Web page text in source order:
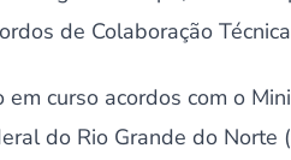
de Colaboração
curso acordos com o
do Rio Grande do Norte